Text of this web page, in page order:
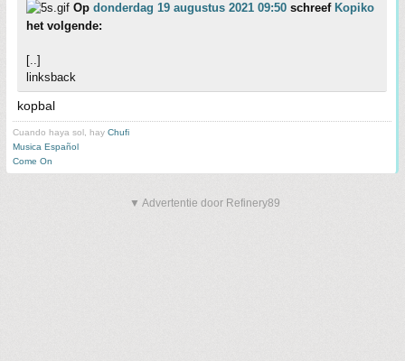
Op donderdag 19 augustus 2021 09:50 schreef Kopiko
het volgende:
[..]
linksback
kopbal
Cuando haya sol, hay Chufi
Musica Español
Come On
▼ Advertentie door Refinery89